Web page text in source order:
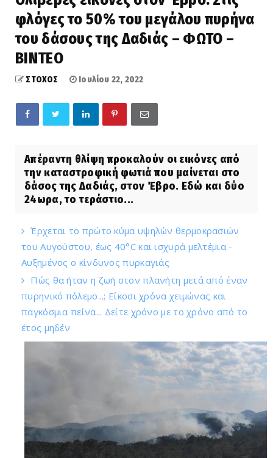
φλόγες το 50% του μεγάλου πυρήνα
του δάσους της Δαδιάς – ΦΩΤΟ –
ΒΙΝΤΕΟ
ΣΤΟΧΟΣ Ιουλίου 22, 2022
Απέραντη θλίψη προκαλούν οι εικόνες από
την καταστροφική φωτιά που μαίνεται στο
δάσος της Δαδιάς, στον Έβρο. Εδώ και δύο
24ωρα, το τεράστιο...
Έρχεται το πρώτο κύμα υψηλών θερμοκρασιών
του Αυγούστου, έως 40°C και ισχυρά μελτέμια -
Αυξημένος ο κίνδυνος πυρκαγιάς
Πώς θα ήταν η ζωή στον πλανήτη μετά από έναν
πυρηνικό πόλεμο...; Είκοσι χρόνα χειμώνας και
παγκόσμια πείνα... Δείτε χρόνο με το χρόνο από το
έτος μηδέν